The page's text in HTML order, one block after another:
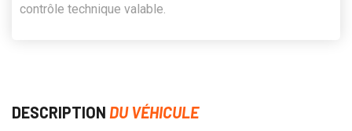
contrôle technique valable.
DESCRIPTION DU VÉHICULE